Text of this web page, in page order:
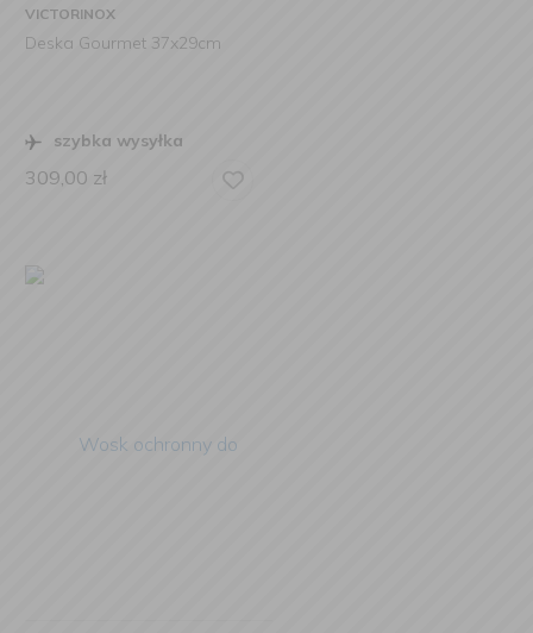
VICTORINOX
Deska Gourmet 37x29cm
szybka wysyłka
309,00 zł